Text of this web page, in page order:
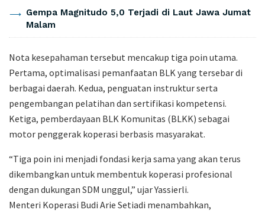
Gempa Magnitudo 5,0 Terjadi di Laut Jawa Jumat
Malam
Nota kesepahaman tersebut mencakup tiga poin utama.
Pertama, optimalisasi pemanfaatan BLK yang tersebar di
berbagai daerah. Kedua, penguatan instruktur serta
pengembangan pelatihan dan sertifikasi kompetensi.
Ketiga, pemberdayaan BLK Komunitas (BLKK) sebagai
motor penggerak koperasi berbasis masyarakat.
“Tiga poin ini menjadi fondasi kerja sama yang akan terus
dikembangkan untuk membentuk koperasi profesional
dengan dukungan SDM unggul,” ujar Yassierli.
Menteri Koperasi Budi Arie Setiadi menambahkan,